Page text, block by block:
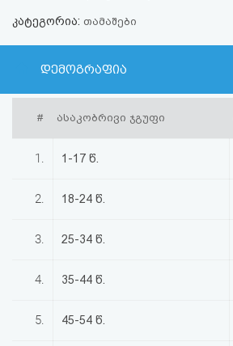
კითხვა-
ავტორიზაცია
რეგისტრაცია
კოდი
სალიცენზიო
კატეგორია: თამაშები
დემოგრაფია
# ასაკობრივი ჯგუფი
1. 1-17 წ.
2. 18-24 წ.
3. 25-34 წ.
4. 35-44 წ.
5. 45-54 წ.